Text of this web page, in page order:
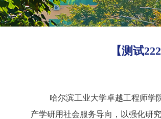
【测试
哈尔滨工业大学卓越工程师学
产学研用社会服务导向，以强化研